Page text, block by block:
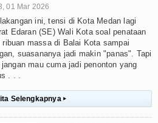
01 Mar 2026
ini, tensi di Kota Medan lagi
Edaran (SE) Wali Kota soal penataan
massa di Balai Kota sampai
suasananya jadi makin "panas". Tapi
mau cuma jadi penonton yang
. . .
Selengkapnya ▸